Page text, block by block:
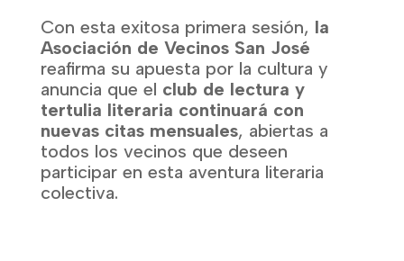
Con esta exitosa primera sesión, la
Asociación de Vecinos San José
reafirma su apuesta por la cultura y
anuncia que el club de lectura y
tertulia literaria continuará con
nuevas citas mensuales, abiertas a
todos los vecinos que deseen
participar en esta aventura literaria
colectiva.